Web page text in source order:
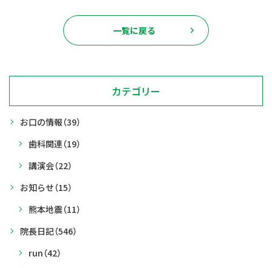
一覧に戻る
カテゴリー
お口の情報（39）
歯科関連（19）
講演会（22）
お知らせ（15）
熊本地震（11）
院長日記（546）
run（42）